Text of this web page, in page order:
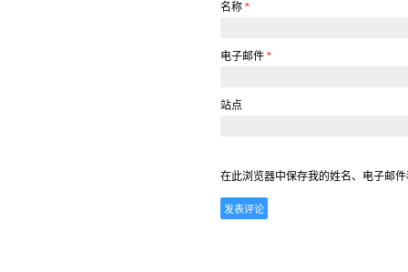
名称 *
电子邮件 *
站点
在此浏览器中保存我的姓名、电子邮